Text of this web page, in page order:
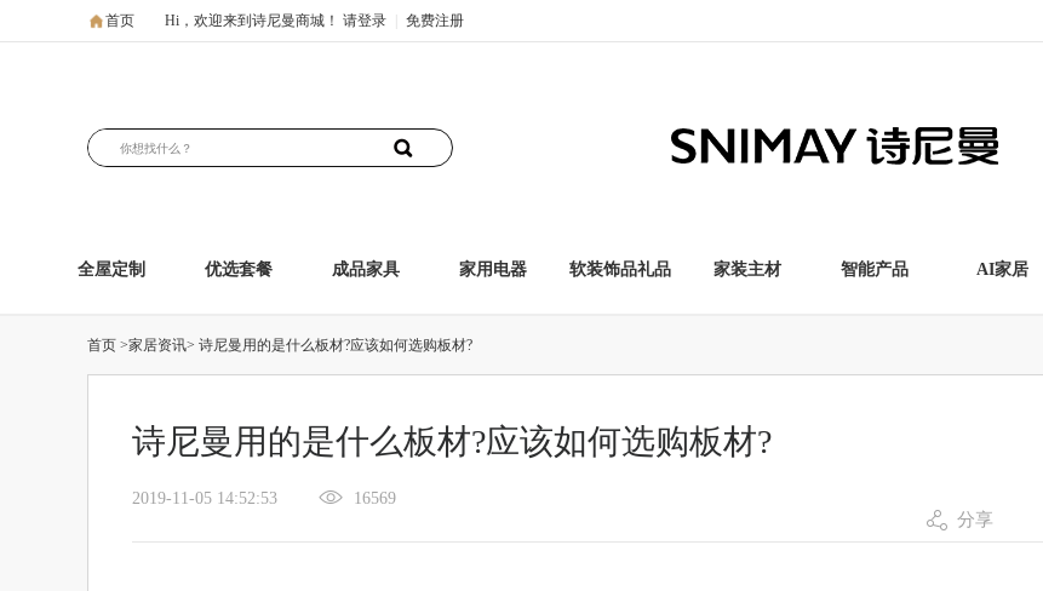
首页 Hi，欢迎来到诗尼曼商城！ 请登录 免费注册
全屋定制 优选套餐 成品家具 家用电器 软装饰品礼品 家装主材 智能产品 AI家居
首页 >家居资讯> 诗尼曼用的是什么板材?应该如何选购板材?
诗尼曼用的是什么板材?应该如何选购板材?
2019-11-05 14:52:53 16569
分享